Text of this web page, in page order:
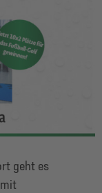
geht es